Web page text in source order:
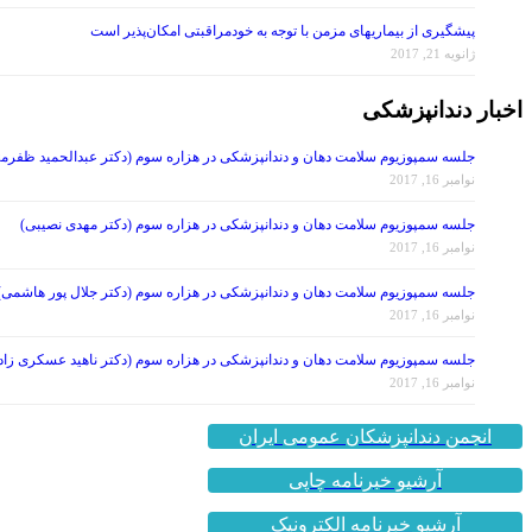
پیشگیری از بیماریهای مزمن با توجه به خودمراقبتی امکان‌پذیر است
ژانویه 21, 2017
اخبار دندانپزشکی
جلسه سمپوزیوم سلامت دهان و دندانپزشکی در هزاره سوم (دکتر عبدالحمید
نوامبر 16, 2017
جلسه سمپوزیوم سلامت دهان و دندانپزشکی در هزاره سوم (دکتر مهدی نصیبی)
نوامبر 16, 2017
جلسه سمپوزیوم سلامت دهان و دندانپزشکی در هزاره سوم (دکتر جلال پور
نوامبر 16, 2017
جلسه سمپوزیوم سلامت دهان و دندانپزشکی در هزاره سوم (دکتر ناهید عسکری
نوامبر 16, 2017
انجمن دندانپزشکان عمومی ایران
آرشیو خبرنامه چاپی
آرشیو خبرنامه الکترونیک